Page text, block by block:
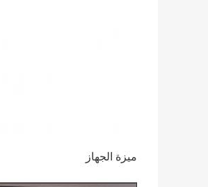
ميزة الجهاز